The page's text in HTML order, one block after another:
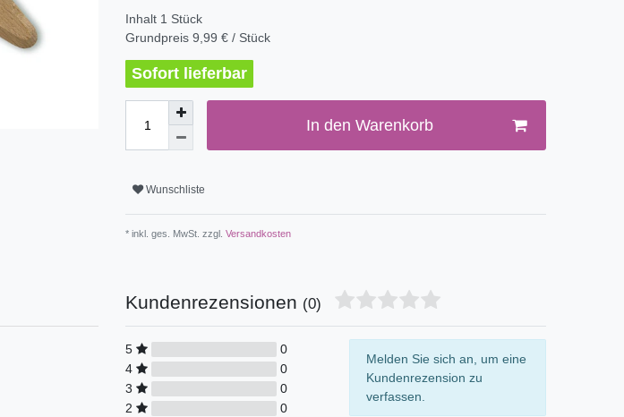
Inhalt 1 Stück
Grundpreis 9,99 € / Stück
Sofort lieferbar
In den Warenkorb
Wunschliste
* inkl. ges. MwSt. zzgl. Versandkosten
Kundenrezensionen (0)
5
0
4
0
3
0
2
0
Melden Sie sich an, um eine
Kundenrezension zu
verfassen.